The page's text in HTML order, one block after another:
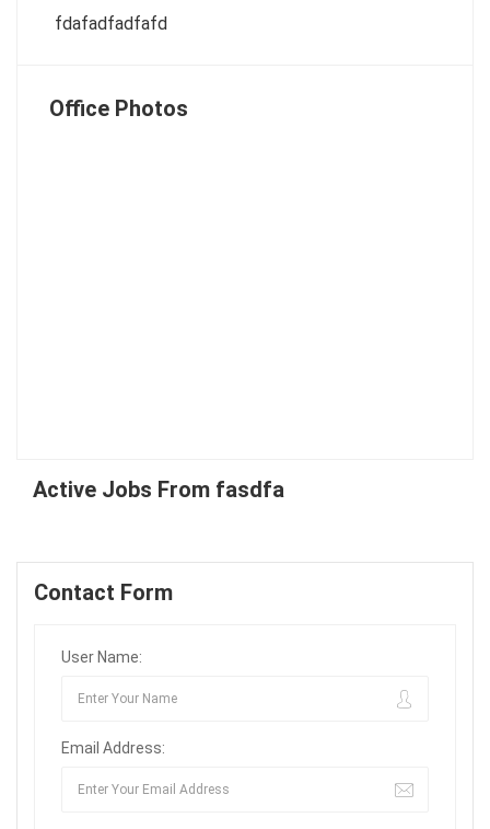
fdafadfadfafd
Office Photos
Active Jobs From fasdfa
Contact Form
User Name:
Email Address: